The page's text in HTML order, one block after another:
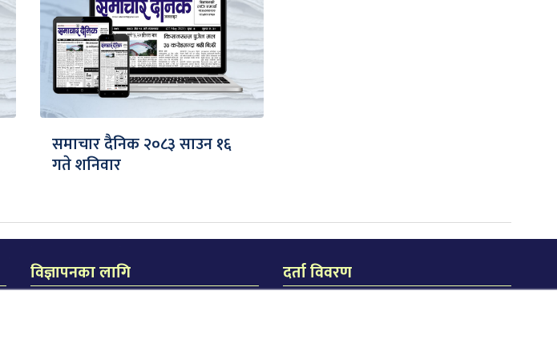
समाचार दैनिक २०८३ साउन १६
गते शनिवार
विज्ञापनका लागि दर्ता विवरण